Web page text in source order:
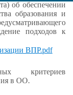
об обеспечении
образования и
подходов к
ВПР.pdf
критериев
в ОО.